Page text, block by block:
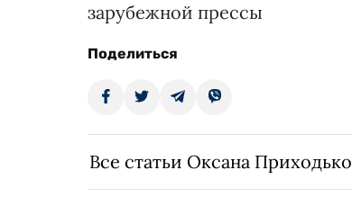
зарубежной прессы
Поделиться
Все статьи Оксана Приходько